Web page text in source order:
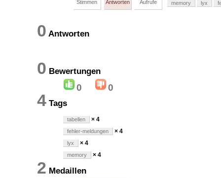
Stimmen Antworten Aufrufe memory lyx
0 Antworten
0 Bewertungen
0 0
4 Tags
tabellen × 4
fehler-meldungen × 4
lyx × 4
memory × 4
2 Medaillen